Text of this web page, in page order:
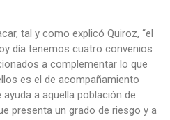
tal y como explicó Quiroz, “el
día tenemos cuatro convenios
a complementar lo que
es el de acompañamiento
a aquella población de
presenta un grado de riesgo y a